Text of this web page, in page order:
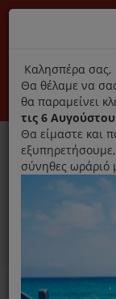
Αποκλειστικά
Ανταλλακτικά
title
Καλησπέρα σας,
Θα θέλαμε να
θα παραμείνει
τις 6
Θα είμαστε και
εξυπηρετήσουμε,
σύνηθες ωράριό